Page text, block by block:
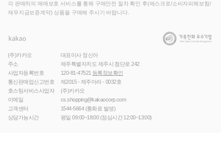
각 판매처의 매매보호 서비스를 통해 구매안전 절차 확인 후(에스크로/소비자피해보험/
재무지금보증계약) 상품을 구매해 주시기 바랍니다.
(주)카카오
대표이사 정신아
주소
제주특별자치도 제주시 첨단로 242
사업자등록번호
120-81-47521 등록정보확인
통신판매업신고번호
제2015 - 제주아라 - 0032호
호스팅서비스사업자
(주)카카오
이메일
cs.shopping@kakaocorp.com
고객센터
1544-5664(통화료 발생)
상담가능시간
평일 09:00~18:00 (점심시간 12:00~13:00)